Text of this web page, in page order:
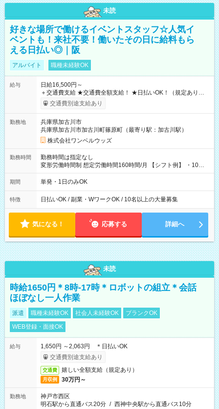
未読
好きな場所で働けるイベントスタッフ☆人気イ
ベントも！来社不要！働いたその日に給料もら
える日払い◎｜阪
アルバイト 職種未経験OK
給与
日給16,500円～
＋交通費支給 ★交通費全額支給！ ★日払いOK！（規定あり） ┗
働いたその日に現金GET♪ お仕事後はコンビニATMから 日払
交通費別途支給あり
勤務地
兵庫県加古川市
兵庫県加古川市加古川町篠原町（最寄り駅：加古川駅）
株式会社ワンベルウッズ
勤務時間
勤務時間は指定なし
変形労働時間制 想定労働時間160時間/月 【シフト例】 ・10：
00～20：00
期間 単発・1日のみOK
特徴 日払いOK / 副業・WワークOK / 10名以上の大量募集
気になる！ 応募する 詳細へ
未読
時給1650円＊8時-17時＊ロボットの組立＊会話
ほぼなし一人作業
派遣 職種未経験OK 社会人未経験OK
ブランクOK
WEB登録・面接OK
給与
1,650円 ～2,063円 ＊日払いOK
交通費別途支給あり
交通費 嬉しい全額支給（規定あり）
月収例 30万円～
勤務地
神戸市西区
明石駅から直通バス20分 / 西神中央駅から直通バス10分